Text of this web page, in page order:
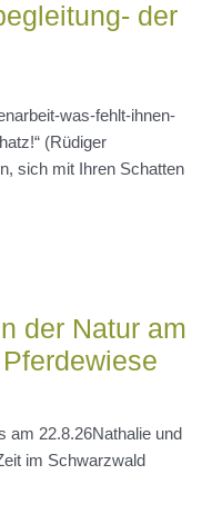
der
was-fehlt-ihnen-
(Rüdiger
sich mit Ihren Schatten
der Natur am
am 22.8.26Nathalie und
im Schwarzwald